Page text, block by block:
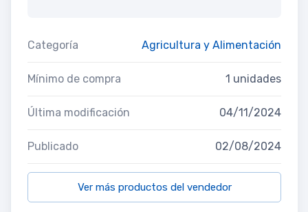
Categoría Agricultura y Alimentación
Mínimo de compra 1 unidades
Última modificación 04/11/2024
Publicado 02/08/2024
Ver más productos del vendedor